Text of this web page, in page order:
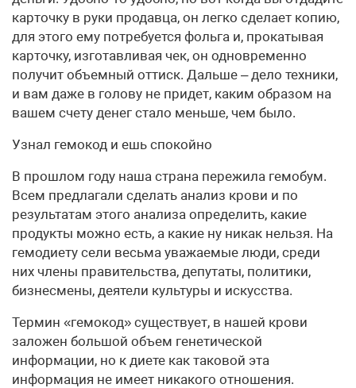
карточку в руки продавца, он легко сделает копию,
для этого ему потребуется фольга и, прокатывая
карточку, изготавливая чек, он одновременно
получит объемный оттиск. Дальше – дело техники,
и вам даже в голову не придет, каким образом на
вашем счету денег стало меньше, чем было.
Узнал гемокод и ешь спокойно
В прошлом году наша страна пережила гемобум.
Всем предлагали сделать анализ крови и по
результатам этого анализа определить, какие
продукты можно есть, а какие ну никак нельзя. На
гемодиету сели весьма уважаемые люди, среди
них члены правительства, депутаты, политики,
бизнесмены, деятели культуры и искусства.
Термин «гемокод» существует, в нашей крови
заложен большой объем генетической
информации, но к диете как таковой эта
информация не имеет никакого отношения.